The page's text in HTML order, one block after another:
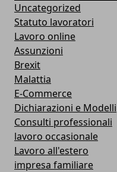
Uncategorized
Statuto lavoratori
Lavoro online
Assunzioni
Brexit
Malattia
E-Commerce
Dichiarazioni e Modelli
Consulti professionali
lavoro occasionale
Lavoro all'estero
impresa familiare